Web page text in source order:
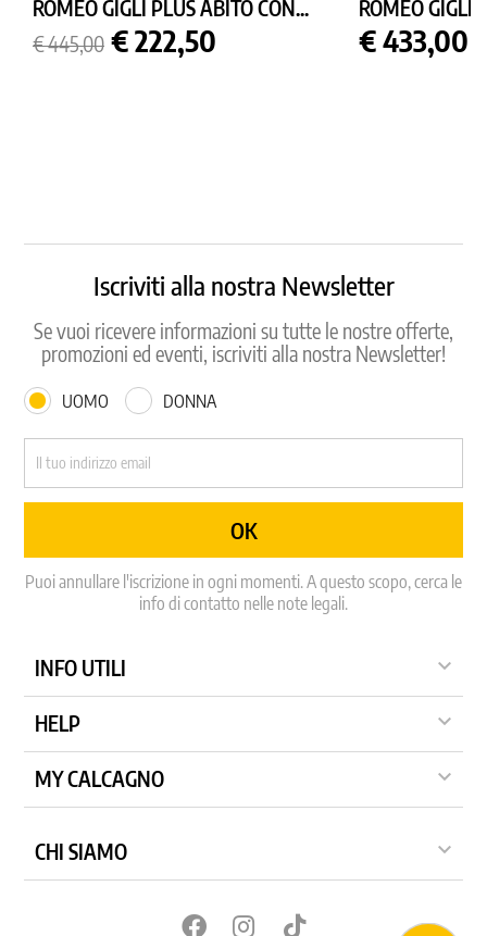
ROMEO GIGLI PLUS ABITO CON...
Prezzo
base
€ 445,00 Prezzo
€ 222,50
ROMEO GIGLI
Prezzo
€ 433,00
Iscriviti alla nostra Newsletter
Se vuoi ricevere informazioni su tutte le nostre offerte,
promozioni ed eventi, iscriviti alla nostra Newsletter!
UOMO DONNA
Puoi annullare l'iscrizione in ogni momenti. A questo scopo, cerca le
info di contatto nelle note legali.
INFO UTILI 
HELP 
MY CALCAGNO 
CHI SIAMO 